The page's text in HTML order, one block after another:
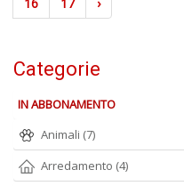
Categorie
IN ABBONAMENTO
Animali (7)
Arredamento (4)